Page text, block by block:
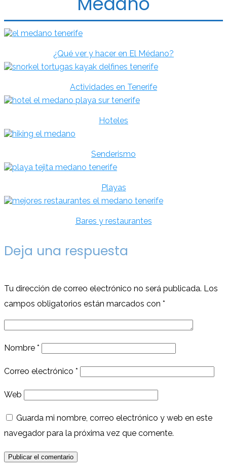
¿Qué ver y hacer en El Médano?
Actividades en Tenerife
Hoteles
Senderismo
Playas
Bares y restaurantes
Deja una respuesta
Tu dirección de correo electrónico no será publicada. Los
campos obligatorios están marcados con *
Nombre *
Correo electrónico *
Web
Guarda mi nombre, correo electrónico y web en este
navegador para la próxima vez que comente.